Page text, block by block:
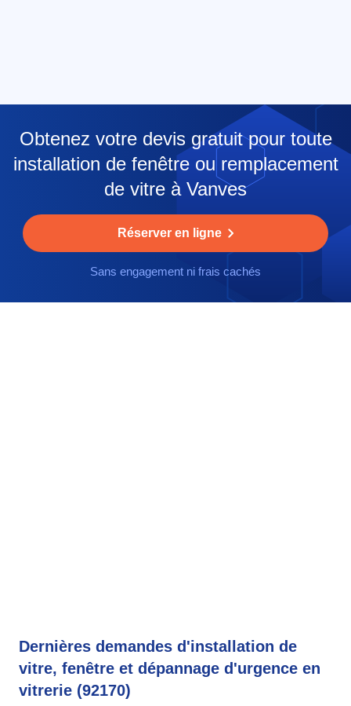
Obtenez votre devis gratuit pour toute
installation de fenêtre ou remplacement
de vitre à Vanves
Réserver en ligne
Sans engagement ni frais cachés
Dernières demandes d'installation de
vitre, fenêtre et dépannage d'urgence en
vitrerie (92170)